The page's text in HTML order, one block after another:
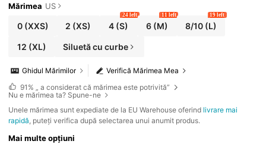
Mărimea US
0(XXS) 2 (XS) 4 (S)
24 left
6 (M)
11 left
8/10 (L)
19 left
12 (XL) Siluetă cu curbe
Verifică Mărimea Mea
Ghidul Mărimilor
91% „ a considerat că mărimea este potrivită”
Nu e mărimea ta? Spune-ne
Unele mărimea sunt expediate de la EU Warehouse oferind livrare mai
rapidă , puteți verifica după selectarea unui anumit produs.
Mai multe opțiuni